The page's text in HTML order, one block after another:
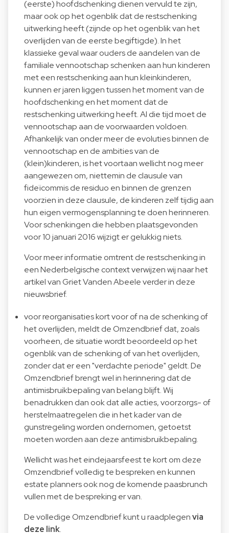
(eerste) hoofdschenking dienen vervuld te zijn,
maar ook op het ogenblik dat de restschenking
uitwerking heeft (zijnde op het ogenblik van het
overlijden van de eerste begiftigde). In het
klassieke geval waar ouders de aandelen van de
familiale vennootschap schenken aan hun kinderen
met een restschenking aan hun kleinkinderen,
kunnen er jaren liggen tussen het moment van de
hoofdschenking en het moment dat de
restschenking uitwerking heeft. Al die tijd moet de
vennootschap aan de voorwaarden voldoen.
Afhankelijk van onder meer de evoluties binnen de
vennootschap en de ambities van de
(klein)kinderen, is het voortaan wellicht nog meer
aangewezen om, niettemin de clausule van
fideïcommis de residuo en binnen de grenzen
voorzien in deze clausule, de kinderen zelf tijdig aan
hun eigen vermogensplanning te doen herinneren.
Voor schenkingen die hebben plaatsgevonden
voor 10 januari 2016 wijzigt er gelukkig niets.
Voor meer informatie omtrent de restschenking in
een Nederbelgische context verwijzen wij naar het
artikel van Griet Vanden Abeele verder in deze
nieuwsbrief.
voor reorganisaties kort voor of na de schenking of
het overlijden, meldt de Omzendbrief dat, zoals
voorheen, de situatie wordt beoordeeld op het
ogenblik van de schenking of van het overlijden,
zonder dat er een "verdachte periode" geldt. De
Omzendbrief brengt wel in herinnering dat de
antimisbruikbepaling van belang blijft. Wij
benadrukken dan ook dat alle acties, voorzorgs- of
herstelmaatregelen die in het kader van de
gunstregeling worden ondernomen, getoetst
moeten worden aan deze antimisbruikbepaling.
Wellicht was het eindejaarsfeest te kort om deze
Omzendbrief volledig te bespreken en kunnen
estate planners ook nog de komende paasbrunch
vullen met de bespreking er van.
De volledige Omzendbrief kunt u raadplegenvia
deze link.